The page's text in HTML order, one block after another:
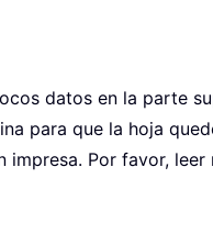
datos en la parte
para que la hoja
Por favor, leer